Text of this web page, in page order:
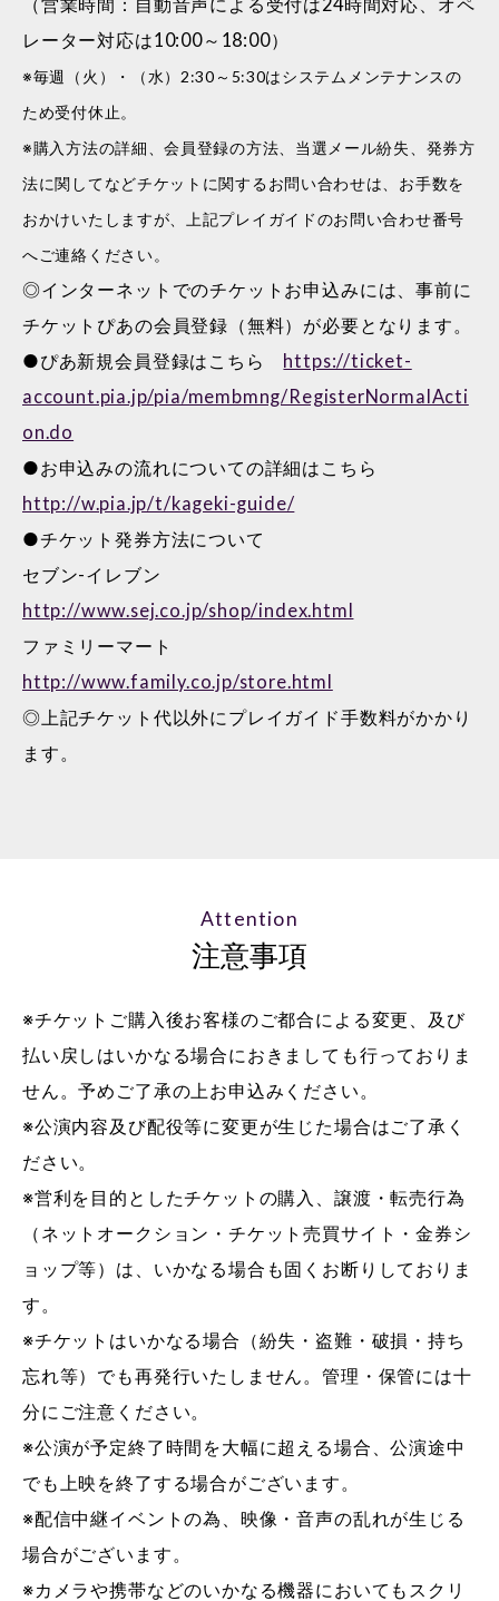
レーター対応は10:00～18:00）
※毎週（火）・（水）2:30～5:30はシステムメンテナンスの
ため受付休止。
※購入方法の詳細、会員登録の方法、当選メール紛失、発券方
法に関してなどチケットに関するお問い合わせは、お手数を
おかけいたしますが、上記プレイガイドのお問い合わせ番号
へご連絡ください。
◎インターネットでのチケットお申込みには、事前に
チケットぴあの会員登録（無料）が必要となります。
●ぴあ新規会員登録はこちら https://ticket-
account.pia.jp/pia/membmng/RegisterNormalActi
on.do
●お申込みの流れについての詳細はこちら
http://w.pia.jp/t/kageki-guide/
●チケット発券方法について
セブン-イレブン
http://www.sej.co.jp/shop/index.html
ファミリーマート
http://www.family.co.jp/store.html
◎上記チケット代以外にプレイガイド手数料がかかり
ます。
Attention
注意事項
※チケットご購入後お客様のご都合による変更、及び
払い戻しはいかなる場合におきましても行っておりま
せん。予めご了承の上お申込みください。
※公演内容及び配役等に変更が生じた場合はご了承く
ださい。
※営利を目的としたチケットの購入、譲渡・転売行為
（ネットオークション・チケット売買サイト・金券シ
ョップ等）は、いかなる場合も固くお断りしておりま
す。
※チケットはいかなる場合（紛失・盗難・破損・持ち
忘れ等）でも再発行いたしません。管理・保管には十
分にご注意ください。
※公演が予定終了時間を大幅に超える場合、公演途中
でも上映を終了する場合がございます。
※配信中継イベントの為、映像・音声の乱れが生じる
場合がございます。
※カメラや携帯などのいかなる機器においてもスクリ